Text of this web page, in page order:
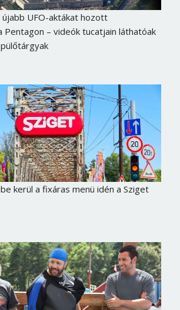
UFO-aktákat hozott
Pentagon – videók tucatjain láthatóak
kerül a fixáras menü idén a Sziget